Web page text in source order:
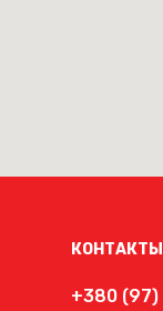
КОНТАКТЫ
+380